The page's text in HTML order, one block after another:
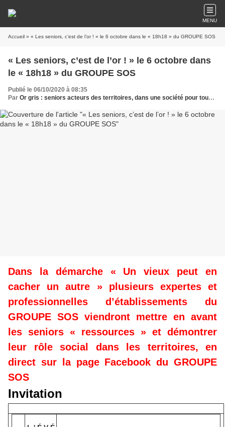
MENU
Accueil » « Les seniors, c’est de l’or ! » le 6 octobre dans le « 18h18 » du GROUPE SOS
« Les seniors, c’est de l’or ! » le 6 octobre dans
le « 18h18 » du GROUPE SOS
Publié le 06/10/2020 à 08:35
Par Or gris : seniors acteurs des territoires, dans une société pour tous les âges
Dans la démarche « Un vieux peut en
cacher un autre »
plusieurs expertes et
professionnelles d’établissements du
GROUPE SOS viendront mettre en avant
les seniors « ressources » et démontrer
leur rôle social dans les territoires, en
direct sur
la page Facebook du GROUPE
SOS
Invitation